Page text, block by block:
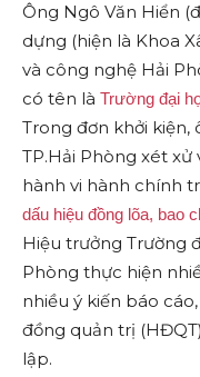
Ông Ngô Văn Hiển
dựng (hiện là Khoa
và công nghệ Hải
có tên là Trường đại
Trong đơn khởi kiện,
TP.Hải Phòng xét
hành vi hành chính
dấu hiệu đồng lõa, bao
Hiệu trưởng Trường
Phòng thực hiện
nhiều ý kiến báo
đồng quản trị
lập.